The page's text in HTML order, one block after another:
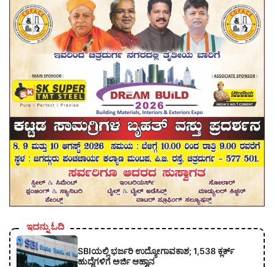
ಇದನ್ನು ಓದಿ
SBIಯಲ್ಲಿ ಭರ್ಜರಿ ಉದ್ಯೋಗಾವಕಾಶ; 1,538 ಕ್ಲರ್ಕ್
ಹುದ್ದೆಗಳಿಗೆ ಅರ್ಜಿ ಆಹ್ವಾನ